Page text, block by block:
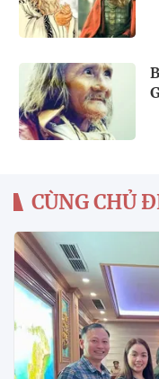
CÙNG CHỦ